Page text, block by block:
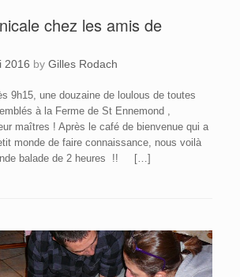
chez les amis de
2016 by Gilles Rodach
9h15, une douzaine de loulous de toutes
à la Ferme de St Ennemond ,
maîtres ! Après le café de bienvenue qui a
monde de faire connaissance, nous voilà
balade de 2 heures !! […]